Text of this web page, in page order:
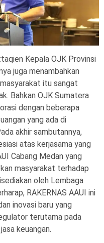
Kepala OJK Provinsi
juga menambahkan
itu sangat
Bahkan OJK Sumatera
dengan beberapa
yang ada di
akhir sambutannya,
atas kerjasama yang
Cabang Medan yang
masyarakat terhadap
oleh Lembaga
RAKERNAS AAUI ini
inovasi baru yang
terutama pada
keuangan.